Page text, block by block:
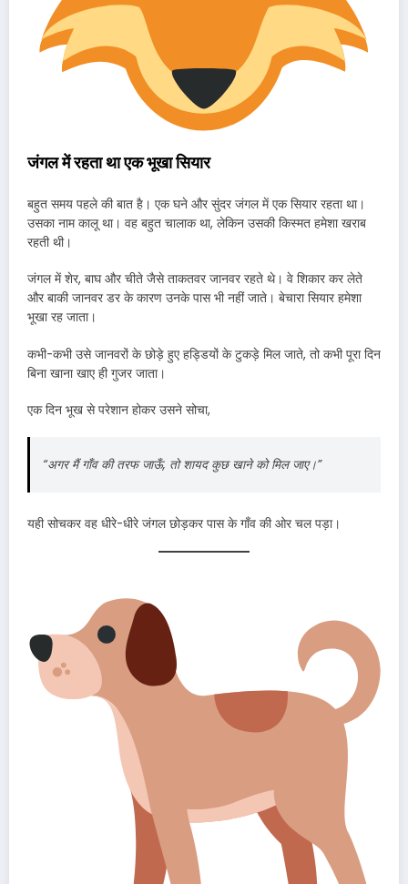
जंगल में रहता था एक भूखा सियार
बहुत समय पहले की बात है। एक घने और सुंदर जंगल में एक सियार रहता था।
उसका नाम कालू था। वह बहुत चालाक था, लेकिन उसकी किस्मत हमेशा खराब
रहती थी।
जंगल में शेर, बाघ और चीते जैसे ताकतवर जानवर रहते थे। वे शिकार कर लेते
और बाकी जानवर डर के कारण उनके पास भी नहीं जाते। बेचारा सियार हमेशा
भूखा रह जाता।
कभी-कभी उसे जानवरों के छोड़े हुए हड्डियों के टुकड़े मिल जाते, तो कभी पूरा दिन
बिना खाना खाए ही गुजर जाता।
एक दिन भूख से परेशान होकर उसने सोचा,
“अगर मैं गाँव की तरफ जाऊँ, तो शायद कुछ खाने को मिल जाए।”
यही सोचकर वह धीरे-धीरे जंगल छोड़कर पास के गाँव की ओर चल पड़ा।